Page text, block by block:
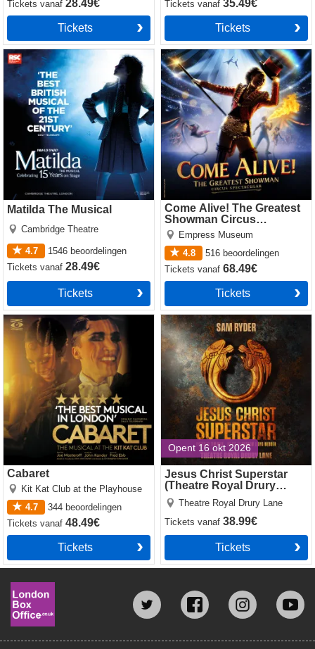
Ticketsvanaf28.49€
Tickets
Ticketsvanaf35.49€
Tickets
Matilda The Musical
Cambridge Theatre
4.7 1546 beoordelingen
Ticketsvanaf28.49€
Tickets
Matilda The Musical
Come Alive! The Greatest
Showman Circus
Spectacular
Empress Museum
4.8
516 beoordelingen
Ticketsvanaf68.49€
Tickets
Come Alive! The Greatest
Showman Circus Spectacular
Cabaret
Kit Kat Club at the Playhouse
4.7
344 beoordelingen
Ticketsvanaf48.49€
Tickets
Cabaret
Opent 16 okt 2026
Jesus Christ Superstar
(Theatre Royal Drury
Lane)
Theatre Royal Drury Lane
Ticketsvanaf38.99€
Tickets
Jesus Christ Superstar
(Theatre Royal Drury Lane)